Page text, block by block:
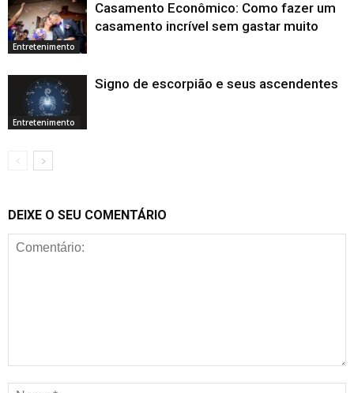
Entretenimento
Casamento Econômico: Como fazer um
casamento incrível sem gastar muito
Entretenimento
Signo de escorpião e seus ascendentes
DEIXE O SEU COMENTÁRIO